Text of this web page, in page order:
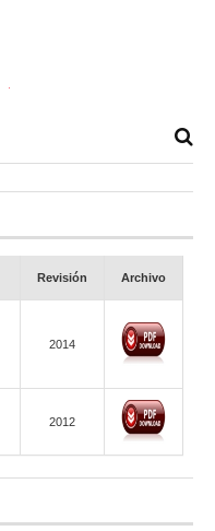
Revisión Archivo
2014
2012